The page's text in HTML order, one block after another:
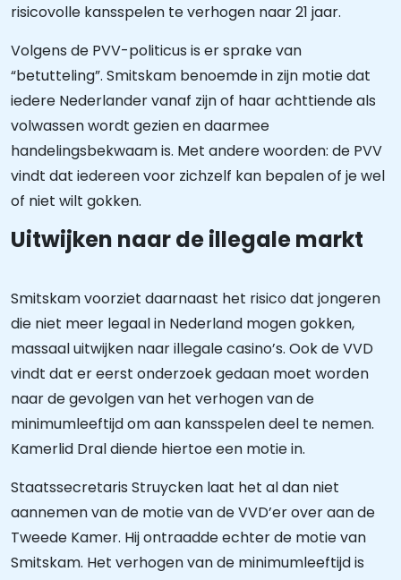
risicovolle kansspelen te verhogen naar 21 jaar.
Volgens de PVV-politicus is er sprake van
“betutteling”. Smitskam benoemde in zijn motie dat
iedere Nederlander vanaf zijn of haar achttiende als
volwassen wordt gezien en daarmee
handelingsbekwaam is. Met andere woorden: de PVV
vindt dat iedereen voor zichzelf kan bepalen of je wel
of niet wilt gokken.
Uitwijken naar de illegale markt
Smitskam voorziet daarnaast het risico dat jongeren
die niet meer legaal in Nederland mogen gokken,
massaal uitwijken naar illegale casino’s. Ook de VVD
vindt dat er eerst onderzoek gedaan moet worden
naar de gevolgen van het verhogen van de
minimumleeftijd om aan kansspelen deel te nemen.
Kamerlid Dral diende hiertoe een motie in.
Staatssecretaris Struycken laat het al dan niet
aannemen van de motie van de VVD’er over aan de
Tweede Kamer. Hij ontraadde echter de motie van
Smitskam. Het verhogen van de minimumleeftijd is